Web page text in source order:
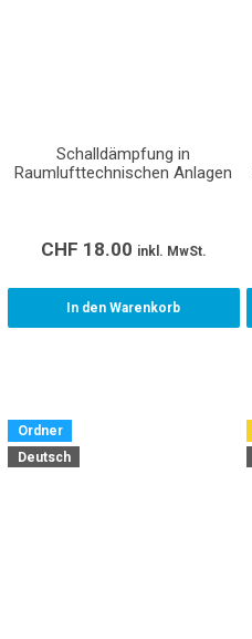
Schalldämpfung in
Raumlufttechnischen Anlagen
CHF 18.00 inkl. MwSt.
In den Warenkorb
Ordner
Deutsch